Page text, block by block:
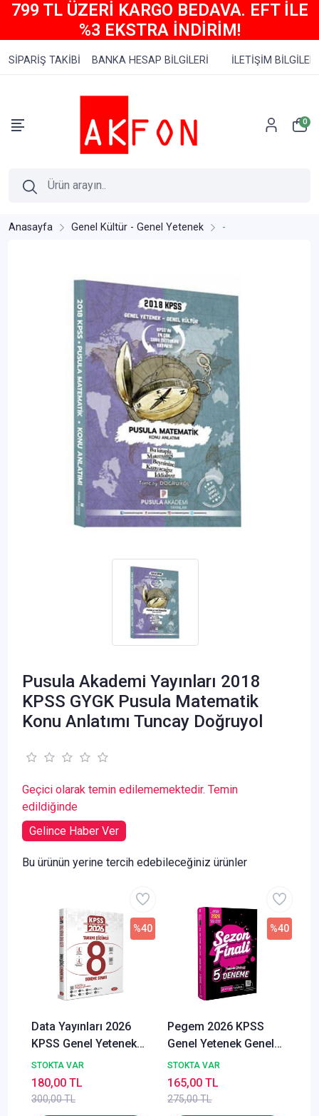
799 TL ÜZERİ KARGO BEDAVA. EFT İLE
%3 EKSTRA İNDİRİM!
SİPARİŞ TAKİBİ BANKA HESAP BİLGİLERİ İLETİŞİM BİLGİLERİ
0
Anasayfa Genel Kültür - Genel Yetenek -
Pusula Akademi Yayınları 2018
KPSS GYGK Pusula Matematik
Konu Anlatımı Tuncay Doğruyol
Geçici olarak temin edilememektedir. Temin
edildiğinde
Gelince Haber Ver
Bu ürünün yerine tercih edebileceğiniz ürünler
Data Yayınları 2026
KPSS Genel Yetenek
Genel Kültür Tamamı
Çözümlü 8 Deneme
Sınavı
STOKTA VAR
300,00 TL
%40
180,00 TL
Pegem 2026 KPSS
Genel Yetenek Genel
Kültür Sezon Finali 5
Deneme Pegem
Akademi Yayınları
STOKTA VAR
275,00 TL
%40
165,00 TL